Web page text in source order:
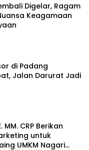
Digelar, Ragam
Keagamaan
di Padang
Jalan Darurat Jadi
MM. CRP Berikan
untuk
UMKM Nagari